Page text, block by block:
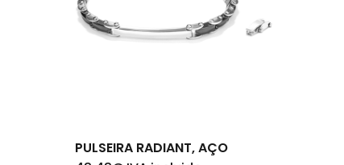
PULSEIRA RADIANT, AÇO